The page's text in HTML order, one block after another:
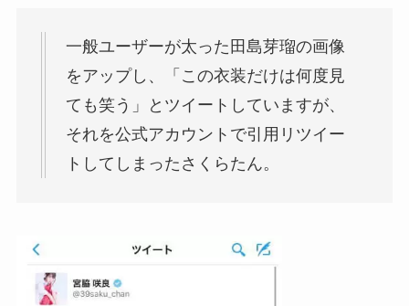
一般ユーザーが太った田島芽瑠の画像
をアップし、「この衣装だけは何度見
ても笑う」とツイートしていますが、
それを公式アカウントで引用リツイー
トしてしまったさくらたん。